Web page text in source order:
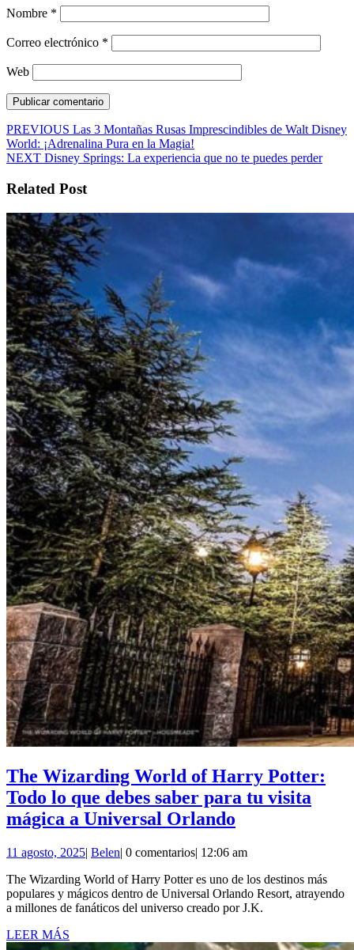
Nombre *
Correo electrónico *
Web
Navegación
de
PREVIOUS Entrada
anterior:
Las 3 Montañas Rusas Imprescindibles de Walt Disney
World: ¡Adrenalina Pura en la Magia!
NEXT Siguiente
Disney Springs: La experiencia que no te puedes perder
Related Post
The Wizarding World of Harry Potter:
Todo lo que debes saber para tu visita
mágica a Universal Orlando
World
of
Harry
Todo
11 agosto, 202511
2025
| BelenBelen
| 0 comentarios| 12:06 am
The Wizarding World of Harry Potter es uno de los destinos más
populares y mágicos dentro de Universal Orlando Resort, atrayendo
a millones de fanáticos del universo creado por J.K.
LEER MÁS